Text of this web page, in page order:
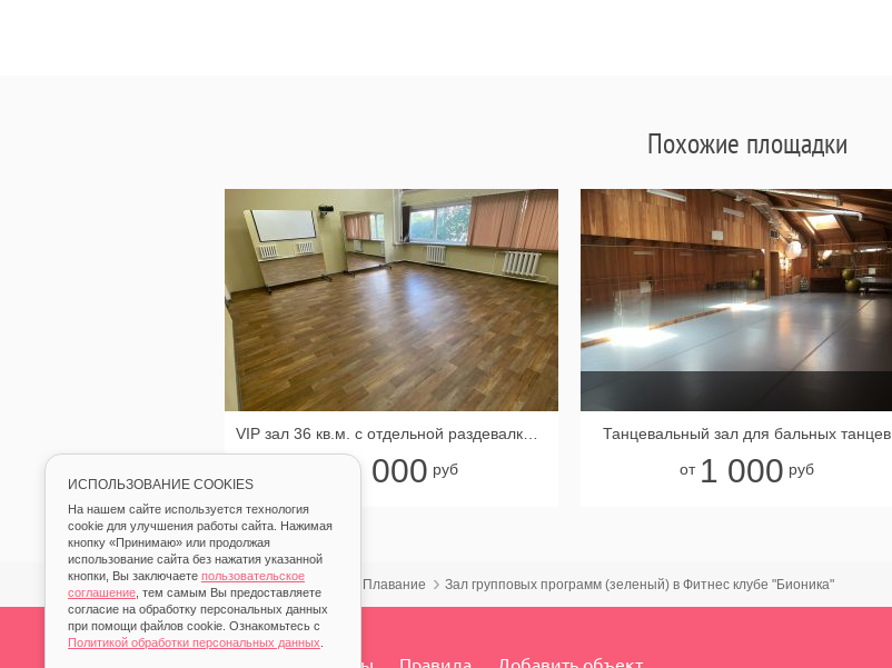
ИСПОЛЬЗОВАНИЕ COOKIES
На нашем сайте используется технология
cookie для улучшения работы сайта. Нажимая
кнопку «Принимаю» или продолжая
использование сайта без нажатия указанной
кнопки, Вы заключаете пользовательское
соглашение , тем самым Вы предоставляете
согласие на обработку персональных данных
при помощи файлов cookie. Ознакомьтесь с
Политикой обработки персональных данных
Похожие площадки
VIP зал 36 кв.м. с отдельной раздевалкой в Танцевальном центре "Вдохновение"
1 000 руб
Танцевальный зал для бальных танцев
от 1 000 руб
Главная Аренда Плавание Зал групповых программ (зеленый) в Фитнес клубе "Бионика"